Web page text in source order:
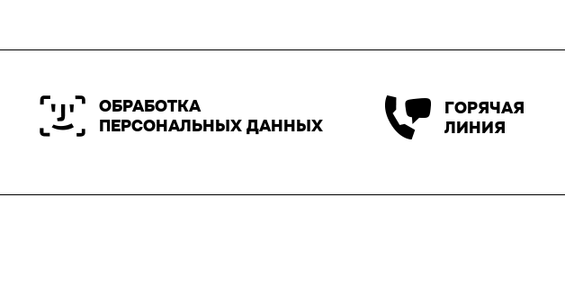
ОБРАБОТКА
ПЕРСОНАЛЬНЫХ ДАННЫХ
ГОРЯЧАЯ
ЛИНИЯ